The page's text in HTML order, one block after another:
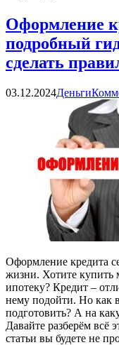
Оформление
подробный
сделать
03.12.2024Деньги
Оформление кредита
жизни. Хотите купить
ипотеку? Кредит –
нему подойти. Но как
подготовить? А на
Давайте разберём всё
статьи вы будете не